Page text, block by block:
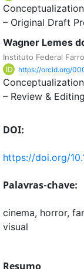
Conceptualization
– Original Draft
Wagner Lemes
Instituto Federal
https://orcid.org/
Conceptualization
– Review & Editing
DOI:
https://doi.org/
Palavras-chave:
cinema, horror,
visual
Resumo